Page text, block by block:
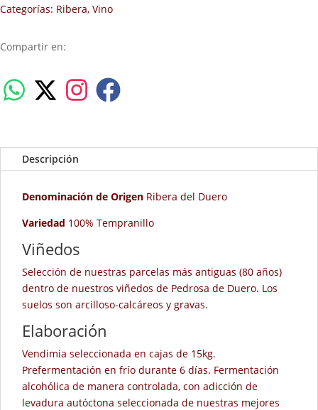
Reserva
Categorías: Ribera, Vino
Compartir en:
Descripción
Denominación de Origen Ribera del Duero
Variedad 100% Tempranillo
Viñedos
Selección de nuestras parcelas más antiguas (80 años)
dentro de nuestros viñedos de Pedrosa de Duero. Los
suelos son arcilloso-calcáreos y gravas.
Elaboración
Vendimia seleccionada en cajas de 15kg.
Prefermentación en frío durante 6 días. Fermentación
alcohólica de manera controlada, con adicción de
levadura autóctona seleccionada de nuestras mejores